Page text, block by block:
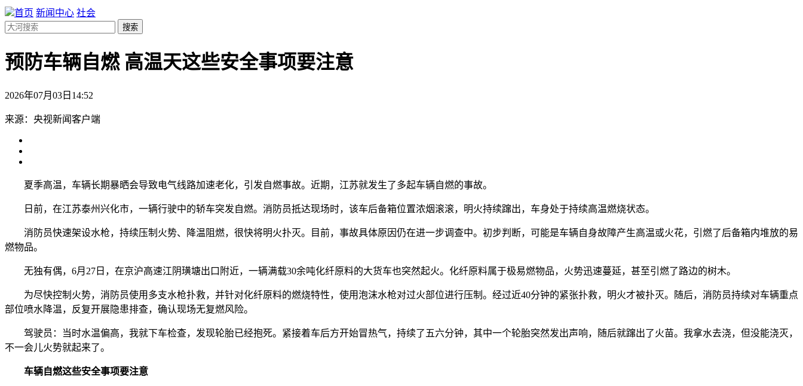
首页 新闻中心 社会
搜索
预防车辆自燃 高温天这些安全事项要注意
2026年07月03日14:52
来源：央视新闻客户端
夏季高温，车辆长期暴晒会导致电气线路加速老化，引发自燃事故。近期，江苏就发生了多起车辆自燃的事故。
日前，在江苏泰州兴化市，一辆行驶中的轿车突发自燃。消防员抵达现场时，该车后备箱位置浓烟滚滚，明火持续蹿出，车身处于持续高温燃烧状态。
消防员快速架设水枪，持续压制火势、降温阻燃，很快将明火扑灭。目前，事故具体原因仍在进一步调查中。初步判断，可能是车辆自身故障产生高温或火花，引燃了后备箱内堆放的易
燃物品。
无独有偶，6月27日，在京沪高速江阴璜塘出口附近，一辆满载30余吨化纤原料的大货车也突然起火。化纤原料属于极易燃物品，火势迅速蔓延，甚至引燃了路边的树木。
为尽快控制火势，消防员使用多支水枪扑救，并针对化纤原料的燃烧特性，使用泡沫水枪对过火部位进行压制。经过近40分钟的紧张扑救，明火才被扑灭。随后，消防员持续对车辆重点
部位喷水降温，反复开展隐患排查，确认现场无复燃风险。
驾驶员：当时水温偏高，我就下车检查，发现轮胎已经抱死。紧接着车后方开始冒热气，持续了五六分钟，其中一个轮胎突然发出声响，随后就蹿出了火苗。我拿水去浇，但没能浇灭，
不一会儿火势就起来了。
车辆自燃这些安全事项要注意